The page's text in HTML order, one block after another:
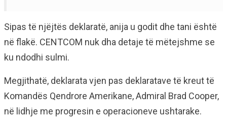
Sipas të njëjtës deklaratë, anija u godit dhe tani është
në flakë. CENTCOM nuk dha detaje të mëtejshme se
ku ndodhi sulmi.
Megjithatë, deklarata vjen pas deklaratave të kreut të
Komandës Qendrore Amerikane, Admiral Brad Cooper,
në lidhje me progresin e operacioneve ushtarake.